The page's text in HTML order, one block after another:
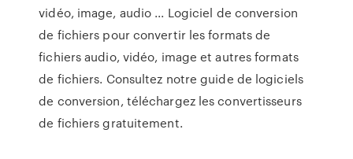
vidéo, image, audio ... Logiciel de conversion
de fichiers pour convertir les formats de
fichiers audio, vidéo, image et autres formats
de fichiers. Consultez notre guide de logiciels
de conversion, téléchargez les convertisseurs
de fichiers gratuitement.